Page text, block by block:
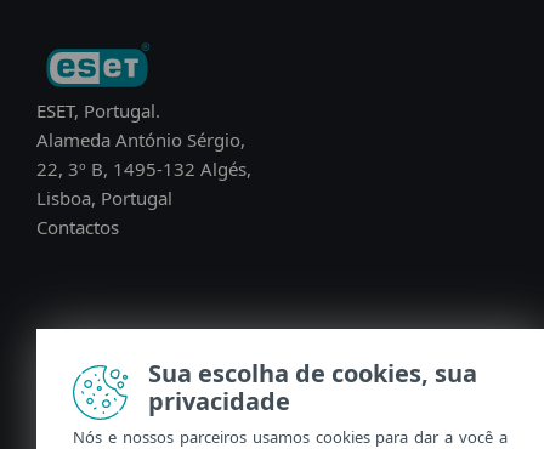
ESET, Portugal.
Alameda António Sérgio,
22, 3º B, 1495-132 Algés,
Lisboa, Portugal
Contactos
Português (PT)
Sua escolha de cookies, sua
privacidade
Nós e nossos parceiros usamos cookies para dar a você a